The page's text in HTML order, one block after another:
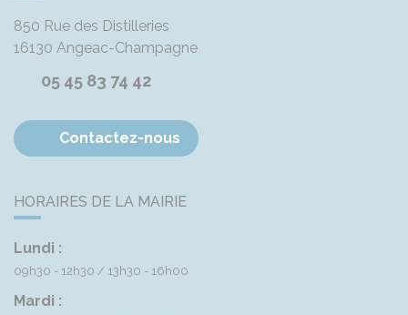
850 Rue des Distilleries
16130 Angeac-Champagne
05 45 83 74 42
Contactez-nous
HORAIRES DE LA MAIRIE
Lundi :
09h30 - 12h30 13h30 - 16h00
Mardi :